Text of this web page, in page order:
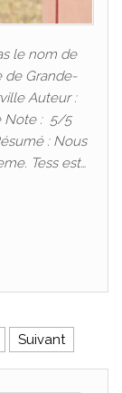
le nom de
de Grande-
Auteur :
Note : 5/5
: Nous
Tess est…
Suivant